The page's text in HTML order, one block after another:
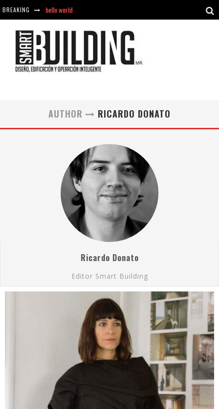
BREAKING hello world
hello world
AUTHOR RICARDO DONATO
Ricardo Donato
Editor Smart Building